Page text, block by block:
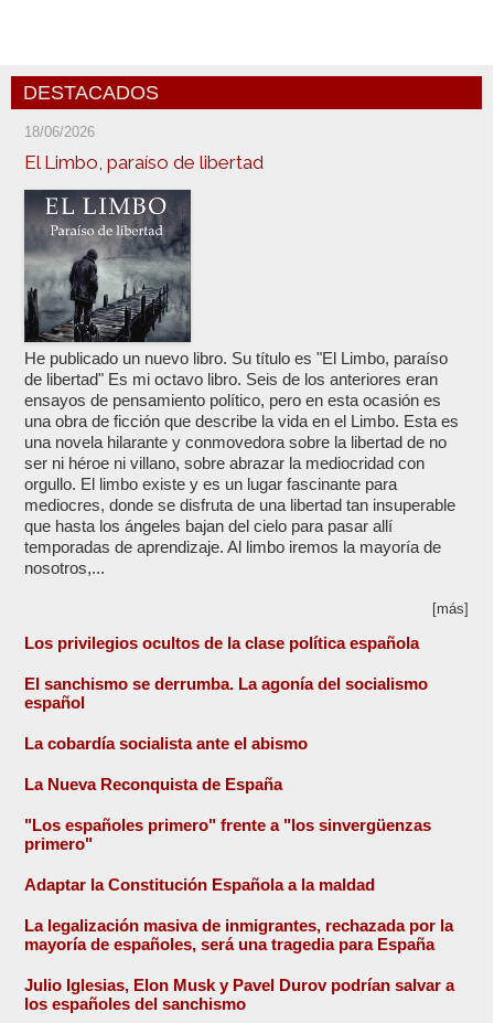
DESTACADOS
18/06/2026
El Limbo, paraíso de libertad
He publicado un nuevo libro. Su título es "El Limbo, paraíso
de libertad" Es mi octavo libro. Seis de los anteriores eran
ensayos de pensamiento político, pero en esta ocasión es
una obra de ficción que describe la vida en el Limbo. Esta es
una novela hilarante y conmovedora sobre la libertad de no
ser ni héroe ni villano, sobre abrazar la mediocridad con
orgullo. El limbo existe y es un lugar fascinante para
mediocres, donde se disfruta de una libertad tan insuperable
que hasta los ángeles bajan del cielo para pasar allí
temporadas de aprendizaje. Al limbo iremos la mayoría de
nosotros,...
[más]
Los privilegios ocultos de la clase política española
El sanchismo se derrumba. La agonía del socialismo
español
La cobardía socialista ante el abismo
La Nueva Reconquista de España
"Los españoles primero" frente a "los sinvergüenzas
primero"
Adaptar la Constitución Española a la maldad
La legalización masiva de inmigrantes, rechazada por la
mayoría de españoles, será una tragedia para España
Julio Iglesias, Elon Musk y Pavel Durov podrían salvar a
los españoles del sanchismo